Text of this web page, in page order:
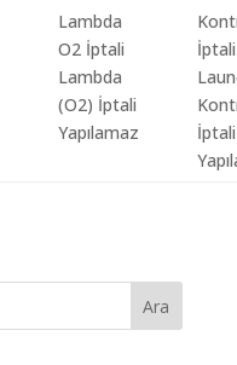
Lambda
(O2) İptali
Yapılamaz
İptali
Ara